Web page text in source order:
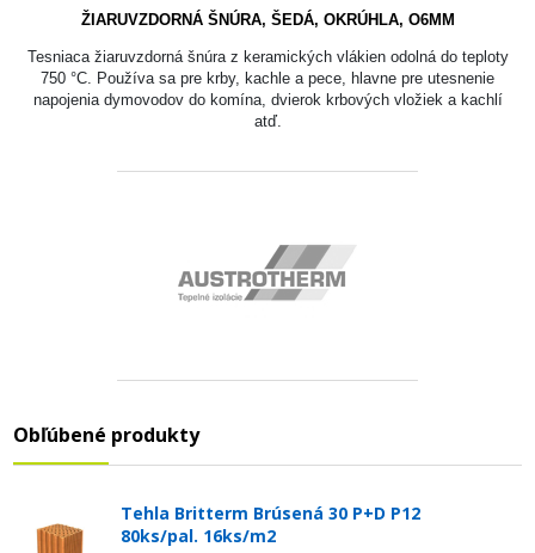
ŽIARUVZDORNÁ ŠNÚRA, ŠEDÁ, OKRÚHLA, O6MM
Tesniaca žiaruvzdorná šnúra z keramických vlákien odolná do teploty
750 °C. Používa sa pre krby, kachle a pece, hlavne pre utesnenie
napojenia dymovodov do komína, dvierok krbových vložiek a kachlí
atď.
Obľúbené produkty
Tehla Britterm Brúsená 30 P+D P12
80ks/pal. 16ks/m2